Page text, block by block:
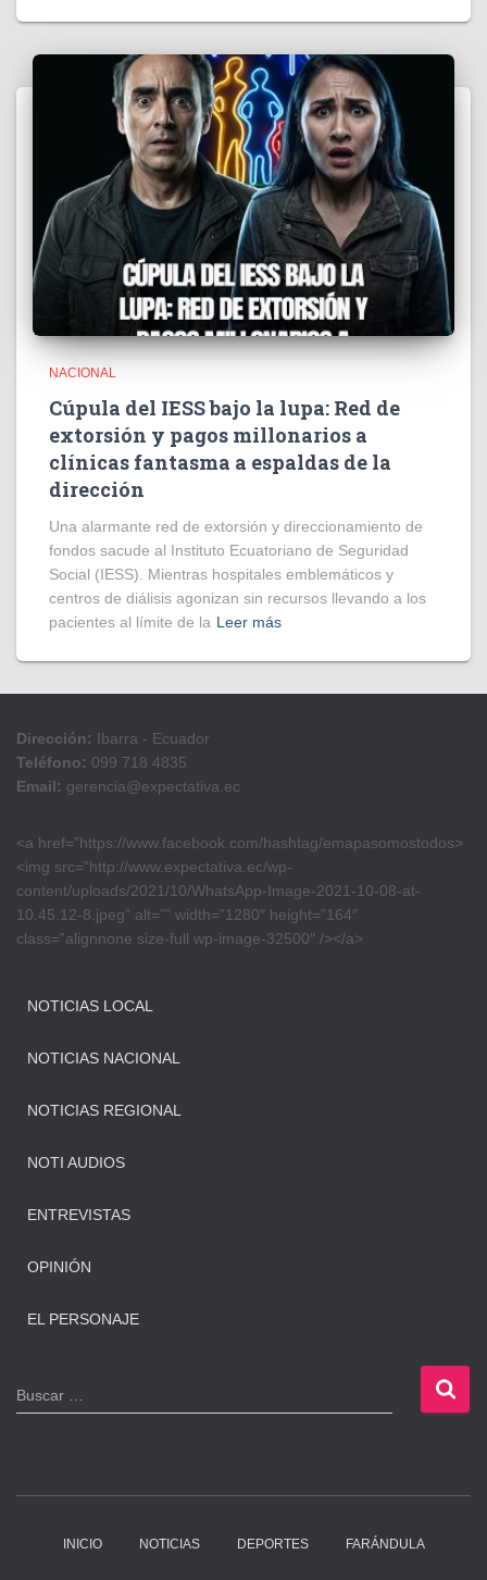
NACIONAL
Cúpula del IESS bajo la lupa: Red de
extorsión y pagos millonarios a
clínicas fantasma a espaldas de la
dirección
​Una alarmante red de extorsión y direccionamiento de
fondos sacude al Instituto Ecuatoriano de Seguridad
Social (IESS). Mientras hospitales emblemáticos y
centros de diálisis agonizan sin recursos llevando a los
pacientes al límite de la Leer más
Dirección: Ibarra - Ecuador
Teléfono: 099 718 4835
Email: gerencia@expectativa.ec
<a href=”https://www.facebook.com/hashtag/emapasomostodos>
<img src=”http://www.expectativa.ec/wp-
content/uploads/2021/10/WhatsApp-Image-2021-10-08-at-
10.45.12-8.jpeg” alt=”” width=”1280″ height=”164″
class=”alignnone size-full wp-image-32500″ /></a>
NOTICIAS LOCAL
NOTICIAS NACIONAL
NOTICIAS REGIONAL
NOTI AUDIOS
ENTREVISTAS
OPINIÓN
EL PERSONAJE
B
u
Buscar …
INICIO NOTICIAS DEPORTES FARÁNDULA